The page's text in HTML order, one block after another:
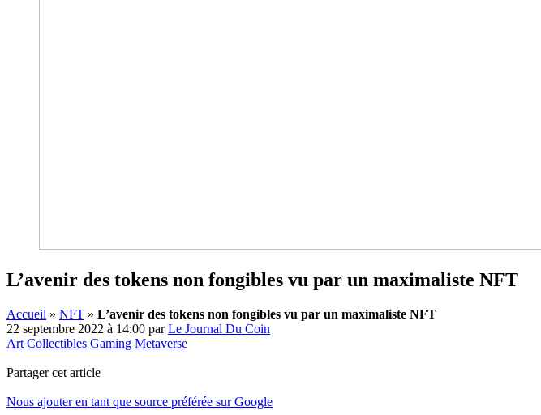
L’avenir des tokens non fongibles vu par un maximaliste NFT
Accueil » NFT » L’avenir des tokens non fongibles vu par un maximaliste NFT
22 septembre 2022 à 14:00 parLe Journal Du Coin
Art Collectibles Gaming Metaverse
Partager cet article
Nous ajouter en tant que source préférée sur Google